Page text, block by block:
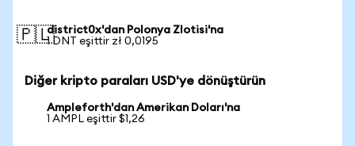
🇵🇱district0x'dan Polonya Zlotisi'na
1 DNT eşittir zł 0,0195
Diğer kripto paraları USD'ye dönüştürün
Ampleforth'dan Amerikan Doları'na
1 AMPL eşittir $1,26